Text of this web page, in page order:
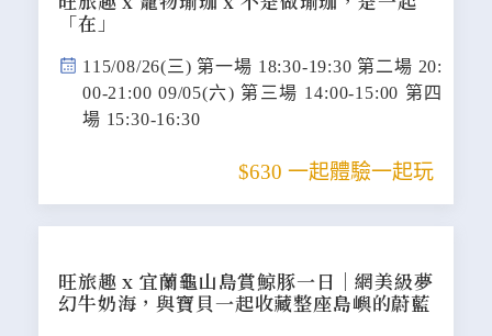
「在」
$630 一起體驗一起玩
115/08/26(三) 第一場 18:30-19:30 第二場 20:
00-21:00 09/05(六) 第三場 14:00-15:00 第四
場 15:30-16:30
旺旅趣 x 宜蘭龜山島賞鯨豚一日｜網美級夢
幻牛奶海，與寶貝一起收藏整座島嶼的蔚藍